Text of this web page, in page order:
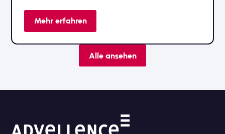
Mehr erfahren
Alle ansehen